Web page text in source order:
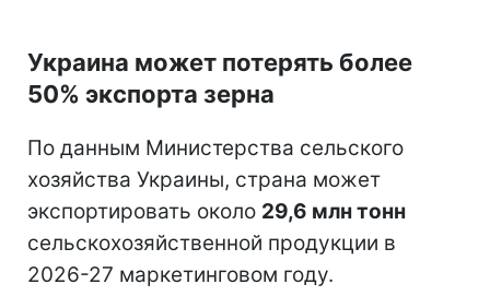
Украина может потерять более
50% экспорта зерна
По данным Министерства сельского
хозяйства Украины, страна может
экспортировать около 29,6 млн тонн
сельскохозяйственной продукции в
2026-27 маркетинговом году.